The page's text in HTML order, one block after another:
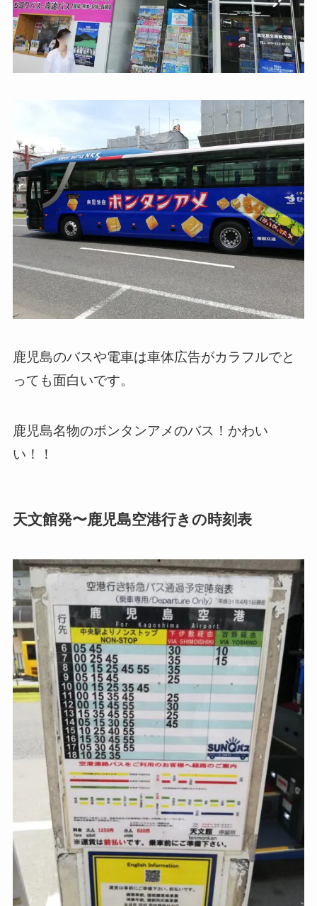
鹿児島のバスや電車は車体広告がカラフルでと
っても面白いです。
鹿児島名物のボンタンアメのバス！かわい
い！！
天文館発〜鹿児島空港行きの時刻表